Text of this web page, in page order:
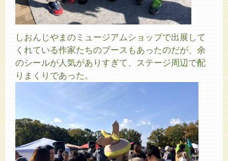
しおんじやまのミュージアムショップで出展して
くれている作家たちのブースもあったのだが、余
のシールが人気がありすぎて、ステージ周辺で配
りまくりであった。